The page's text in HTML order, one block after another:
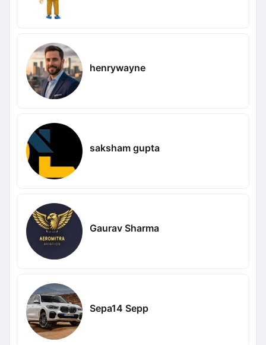
henrywayne
saksham gupta
Gaurav Sharma
Sepa14 Sepp